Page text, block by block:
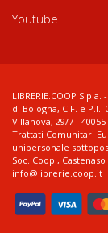
Youtube
LIBRERIE.COOP
di Bologna, C.F. e P.I.:
Villanova, 29/7 - 40055
Trattati Comunitari
unipersonale
Soc. Coop.,
info@librerie.coop.it